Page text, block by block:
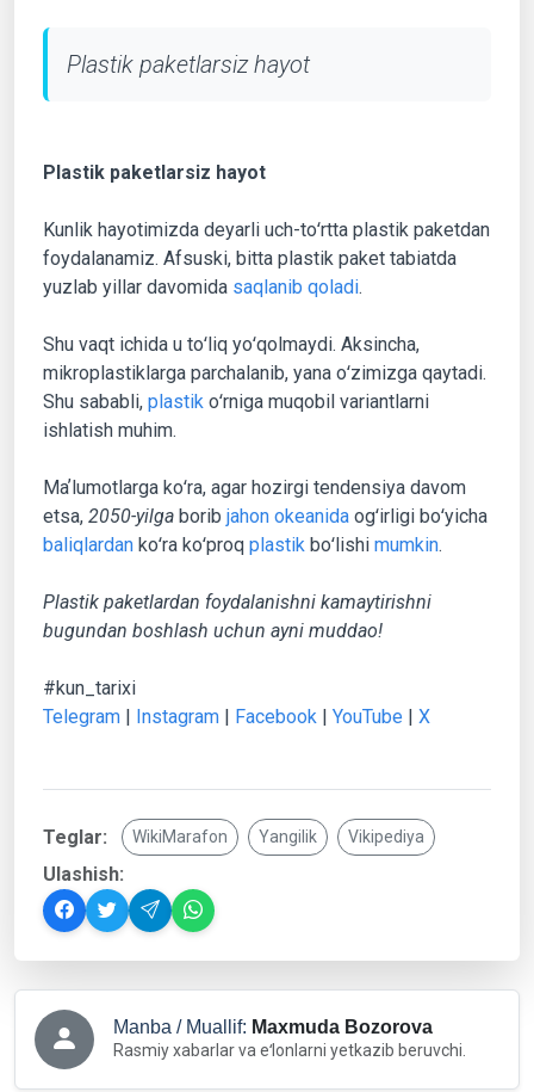
Plastik paketlarsiz hayot
Plastik paketlarsiz hayot
Kunlik hayotimizda deyarli uch-toʻrtta plastik paketdan
foydalanamiz. Afsuski, bitta plastik paket tabiatda
yuzlab yillar davomida saqlanib qoladi.
Shu vaqt ichida u toʻliq yoʻqolmaydi. Aksincha,
mikroplastiklarga parchalanib, yana oʻzimizga qaytadi.
Shu sababli, plastik oʻrniga muqobil variantlarni
ishlatish muhim.
Maʼlumotlarga koʻra, agar hozirgi tendensiya davom
etsa, 2050-yilga borib jahon okeanida ogʻirligi boʻyicha
baliqlardan koʻra koʻproq plastik boʻlishi mumkin.
Plastik paketlardan foydalanishni kamaytirishni
bugundan boshlash uchun ayni muddao!
#kun_tarixi
Telegram | Instagram | Facebook | YouTube | X
Teglar: WikiMarafon Yangilik Vikipediya
Ulashish:
Manba / Muallif: Maxmuda Bozorova
Rasmiy xabarlar va eʻlonlarni yetkazib beruvchi.